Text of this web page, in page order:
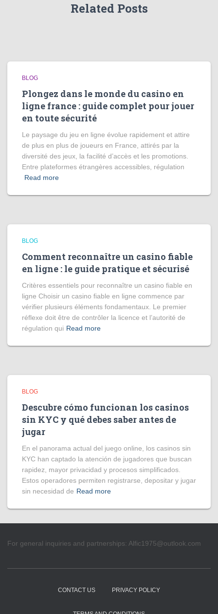
Related Posts
BLOG
Plongez dans le monde du casino en
ligne france : guide complet pour jouer
en toute sécurité
Le paysage du jeu en ligne évolue rapidement et attire
de plus en plus de joueurs en France, attirés par la
diversité des jeux, la facilité d’accès et les promotions.
Entre plateformes étrangères accessibles, régulation
Read more
BLOG
Comment reconnaître un casino fiable
en ligne : le guide pratique et sécurisé
Critères essentiels pour reconnaître un casino fiable en
ligne Choisir un casino fiable en ligne commence par
vérifier plusieurs éléments fondamentaux. Le premier
réflexe doit être de contrôler la licence et l’autorité de
régulation qui Read more
BLOG
Descubre cómo funcionan los casinos
sin KYC y qué debes saber antes de
jugar
En el panorama actual del juego online, los casinos sin
KYC han captado la atención de jugadores que buscan
rapidez, mayor privacidad y procesos simplificados.
Estos operadores permiten registrarse, depositar y jugar
sin necesidad de Read more
For general inquiries and partnerships: Alfic1975@outlook.com
CONTACT US PRIVACY POLICY